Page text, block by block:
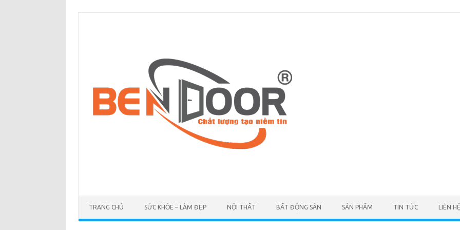
TRANG CHỦ SỨC KHỎE – LÀM ĐẸP NỘI THẤT BẤT ĐỘNG SẢN SẢN PHẨM TIN TỨC LIÊN